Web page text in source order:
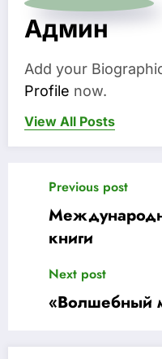
Админ
Add your
Profile now.
View All Posts
Previous post
книги
Next post
«Волшебный